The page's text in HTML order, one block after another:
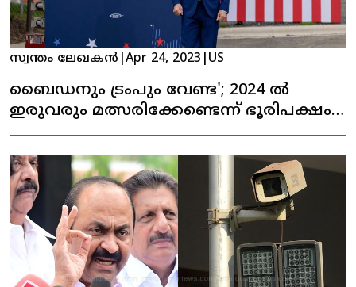
സ്വന്തം ലേഖകൻ Apr 24, 2023 US
ബൈഡനും ട്രംപും വേണ്ട'; 2024 ൽ
ഇരുവരും മത്സരിക്കേണ്ടെന്ന് ഭൂരിപക്ഷം,
പുതിയ സർവേ